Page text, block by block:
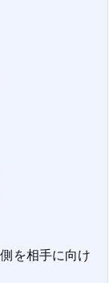
を相手に向け